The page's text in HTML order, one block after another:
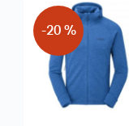
-20 %